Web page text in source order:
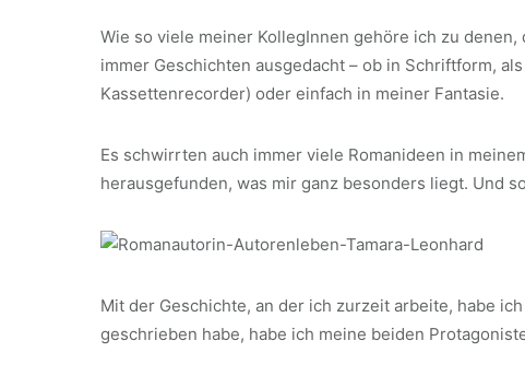
Wie so viele meiner KollegInnen gehöre ich zu
immer Geschichten ausgedacht – ob in Schriftform,
Kassettenrecorder) oder einfach in meiner Fantasie.
Es schwirrten auch immer viele Romanideen in
herausgefunden, was mir ganz besonders liegt. Und
Mit der Geschichte, an der ich zurzeit arbeite, habe
geschrieben habe, habe ich meine beiden